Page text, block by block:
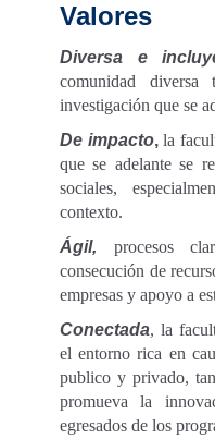
Valores
Diversa e
comunidad
investigación que se
De impacto,la
que se adelante se
sociales,
contexto.
Ágil, procesos
consecución de
empresas y apoyo a
Conectada, la
el entorno rica en
publico y privado,
promueva la
egresados de los